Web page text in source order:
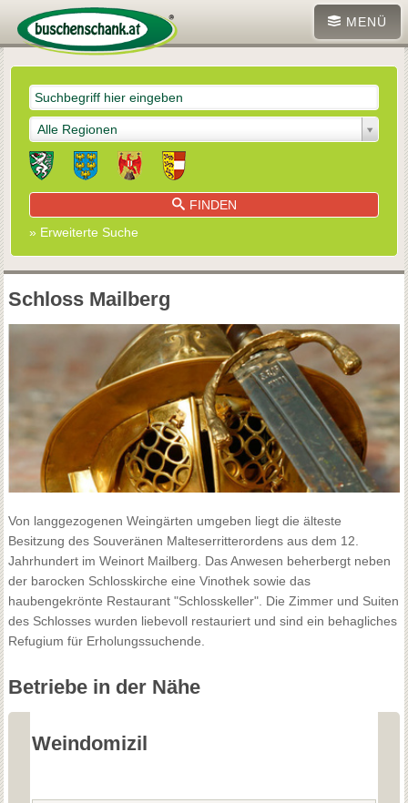
MENÜ
Alle Regionen
FINDEN
» Erweiterte Suche
Schloss Mailberg
Von langgezogenen Weingärten umgeben liegt die älteste
Besitzung des Souveränen Malteserritterordens aus dem 12.
Jahrhundert im Weinort Mailberg. Das Anwesen beherbergt neben
der barocken Schlosskirche eine Vinothek sowie das
haubengekrönte Restaurant "Schlosskeller". Die Zimmer und Suiten
des Schlosses wurden liebevoll restauriert und sind ein behagliches
Refugium für Erholungssuchende.
Betriebe in der Nähe
Weindomizil